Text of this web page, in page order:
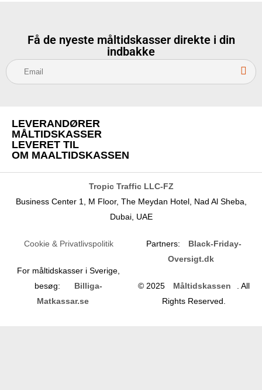
Få de nyeste måltidskasser direkte i din
indbakke
S
LEVERANDØRER
MÅLTIDSKASSER
LEVERET TIL
OM MAALTIDSKASSEN
Tropic Traffic LLC-FZ
Business Center 1, M Floor, The Meydan Hotel, Nad Al Sheba,
Dubai, UAE
Cookie & Privatlivspolitik
For måltidskasser i Sverige,
besøg:
Billiga-
Matkassar.se
Partners:
Black-Friday-
Oversigt.dk
© 2025 Måltidskassen
. All
Rights Reserved.